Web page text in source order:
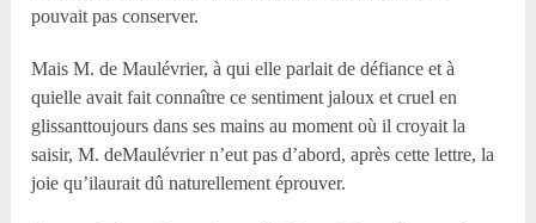
pouvait pas conserver.
Mais M. de Maulévrier, à qui elle parlait de défiance et à
quielle avait fait connaître ce sentiment jaloux et cruel en
glissanttoujours dans ses mains au moment où il croyait la
saisir, M. deMaulévrier n’eut pas d’abord, après cette lettre, la
joie qu’ilaurait dû naturellement éprouver.